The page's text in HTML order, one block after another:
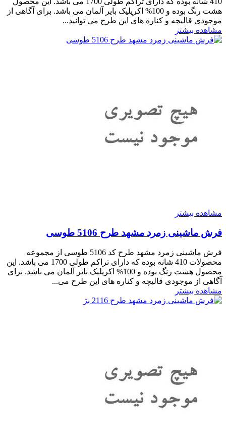
هشت رنگ بوده و 100% اکریلیک بایر آلمان می باشد. برای آگاهی از
موجودی قالیچه و کناره های این طرح می توانید...
مشاهده بیشتر
مشاهده بیشتر
فرش ماشینی زمرد مشهد طرح 5106 طوسی
فرش ماشینی زمرد مشهد طرح کد 5106 طوسی از مجموعه
محصولات 410 شانه بوده که دارای تراکم طولی 1700 می باشد. این
محصول هشت رنگ بوده و 100% اکریلیک بایر آلمان می باشد. برای
آگاهی از موجودی قالیچه و کناره های این طرح می...
مشاهده بیشتر